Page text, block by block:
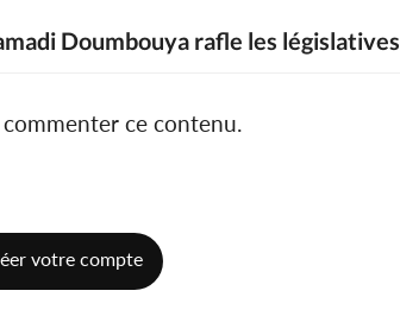
Doumbouya rafle les législatives
ce contenu.
votre compte